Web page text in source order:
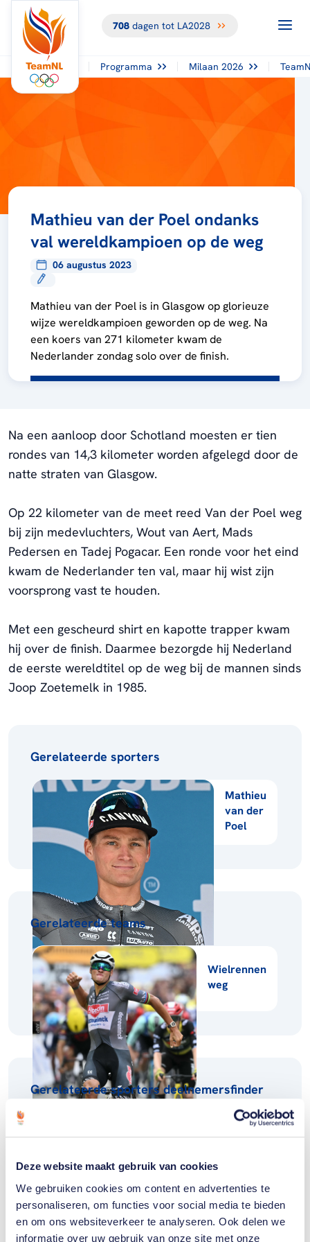
Deze website maakt gebruik van cookies
We gebruiken cookies om content en advertenties te
personaliseren, om functies voor social media te bieden
en om ons websiteverkeer te analyseren. Ook delen we
informatie over uw gebruik van onze site met onze
708dagen tot LA2028
Programma Milaan 2026
Mathieu van der Poel ondanks
val wereldkampioen op de weg
06 augustus 2023
Mathieu van der Poel is in Glasgow op glorieuze
wijze wereldkampioen geworden op de weg. Na
een koers van 271 kilometer kwam de
Nederlander zondag solo over de finish.
Na een aanloop door Schotland moesten er tien
rondes van 14,3 kilometer worden afgelegd door de
natte straten van Glasgow.
Op 22 kilometer van de meet reed Van der Poel weg
bij zijn medevluchters, Wout van Aert, Mads
Pedersen en Tadej Pogacar. Een ronde voor het eind
kwam de Nederlander ten val, maar hij wist zijn
voorsprong vast te houden.
Met een gescheurd shirt en kapotte trapper kwam
hij over de finish. Daarmee bezorgde hij Nederland
de eerste wereldtitel op de weg bij de mannen sinds
Joop Zoetemelk in 1985.
Gerelateerde sporters
Mathieu
van der
Poel
Gerelateerde teams
Wielrennen
weg
Gerelateerde sporters deelnemersfinder
Mathieu